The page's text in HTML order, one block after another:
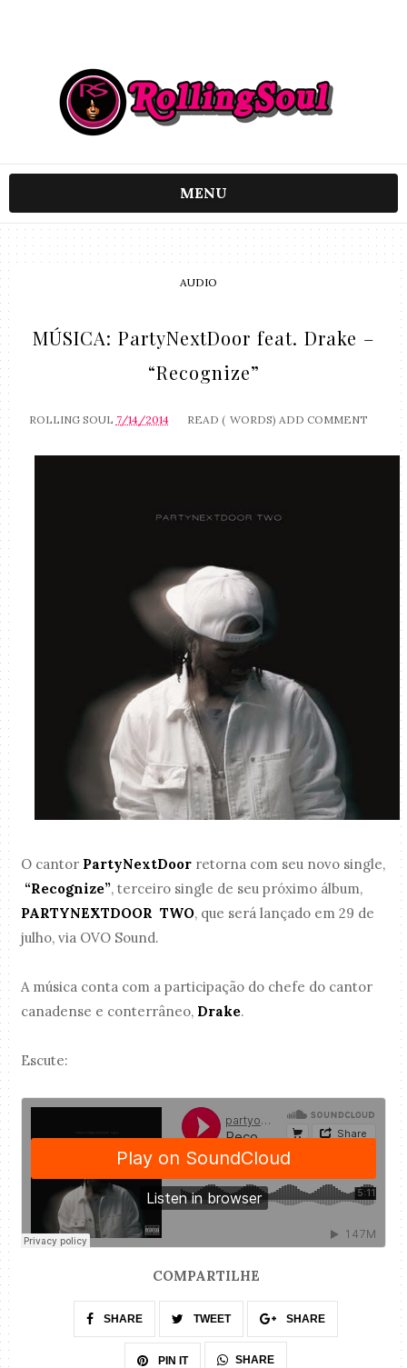
MENU
AUDIO
MÚSICA: PartyNextDoor feat. Drake –
“Recognize”
ROLLING SOUL 7/14/2014 READ ( WORDS) ADD COMMENT
O cantor PartyNextDoor retorna com seu novo single,
“Recognize”, terceiro single de seu próximo álbum,
PARTYNEXTDOOR TWO, que será lançado em 29 de
julho, via OVO Sound.
A música conta com a participação do chefe do cantor
canadense e conterrâneo, Drake.
Escute:
COMPARTILHE
SHARE TWEET SHARE
PIN IT SHARE